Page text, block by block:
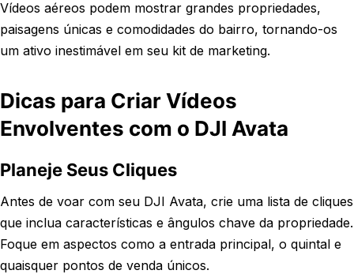
Vídeos aéreos podem mostrar grandes propriedades,
paisagens únicas e comodidades do bairro, tornando-os
um ativo inestimável em seu kit de marketing.
Dicas para Criar Vídeos
Envolventes com o DJI Avata
Planeje Seus Cliques
Antes de voar com seu DJI Avata, crie uma lista de cliques
que inclua características e ângulos chave da propriedade.
Foque em aspectos como a entrada principal, o quintal e
quaisquer pontos de venda únicos.